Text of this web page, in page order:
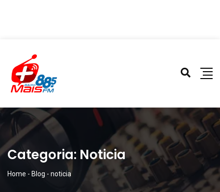
Categoria: Noticia
Home - Blog - noticia